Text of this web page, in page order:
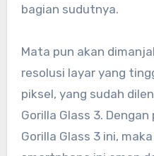
bagian sudutnya.
Mata pun akan
resolusi layar yang
piksel, yang sudah
Gorilla Glass 3.
Gorilla Glass 3 ini,